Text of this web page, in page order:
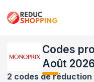
Codes
Août 2026
2 codes de